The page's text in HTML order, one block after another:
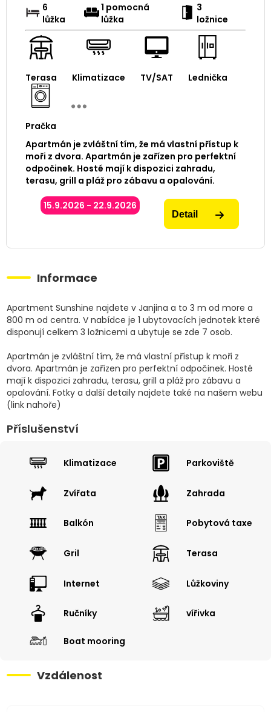
6
lůžka
1 pomocná
lůžka
3
ložnice
Terasa Klimatizace TV/SAT Lednička
Pračka
Apartmán je zvláštní tím, že má vlastní přístup k
moři z dvora. Apartmán je zařízen pro perfektní
odpočinek. Hosté mají k dispozici zahradu,
terasu, grill a pláž pro zábavu a opalování.
15.9.2026 - 22.9.2026
Detail
Informace
Apartment Sunshine najdete v Janjina a to 3 m od more a
800 m od centra. V nabídce je 1 ubytovacích jednotek které
disponují celkem 3 ložnicemi a ubytuje se zde 7 osob.
Apartmán je zvláštní tím, že má vlastní přístup k moři z
dvora. Apartmán je zařízen pro perfektní odpočinek. Hosté
mají k dispozici zahradu, terasu, grill a pláž pro zábavu a
opalování. Fotky a další detaily najdete také na našem webu
(link nahoře)
Příslušenství
Klimatizace Parkoviště
Zvířata Zahrada
Balkón Pobytová taxe
Gril Terasa
Internet Lůžkoviny
Ručníky vířivka
Boat mooring
Vzdálenost